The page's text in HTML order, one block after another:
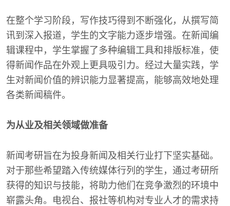
在整个学习阶段，写作技巧得到不断强化，从撰写简
讯到深入报道，学生的文字能力逐步增强。在新闻编
辑课程中，学生掌握了多种编辑工具和排版标准，使
得新闻作品在外观上更具吸引力。经过大量实践，学
生对新闻价值的辨识能力显著提高，能够高效地处理
各类新闻稿件。
为从业及相关领域做准备
新闻考研旨在为投身新闻及相关行业打下坚实基础。
对于那些希望踏入传统媒体行列的学生，通过考研所
获得的知识与技能，将助力他们在竞争激烈的环境中
崭露头角。电视台、报社等机构对专业人才的需求持